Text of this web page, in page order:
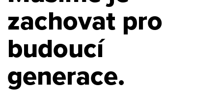
zachovat pro
budoucí
generace.